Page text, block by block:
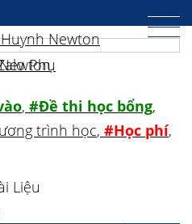
, #Đề thi học bổng,
trình học, #Học phí,
Liệu